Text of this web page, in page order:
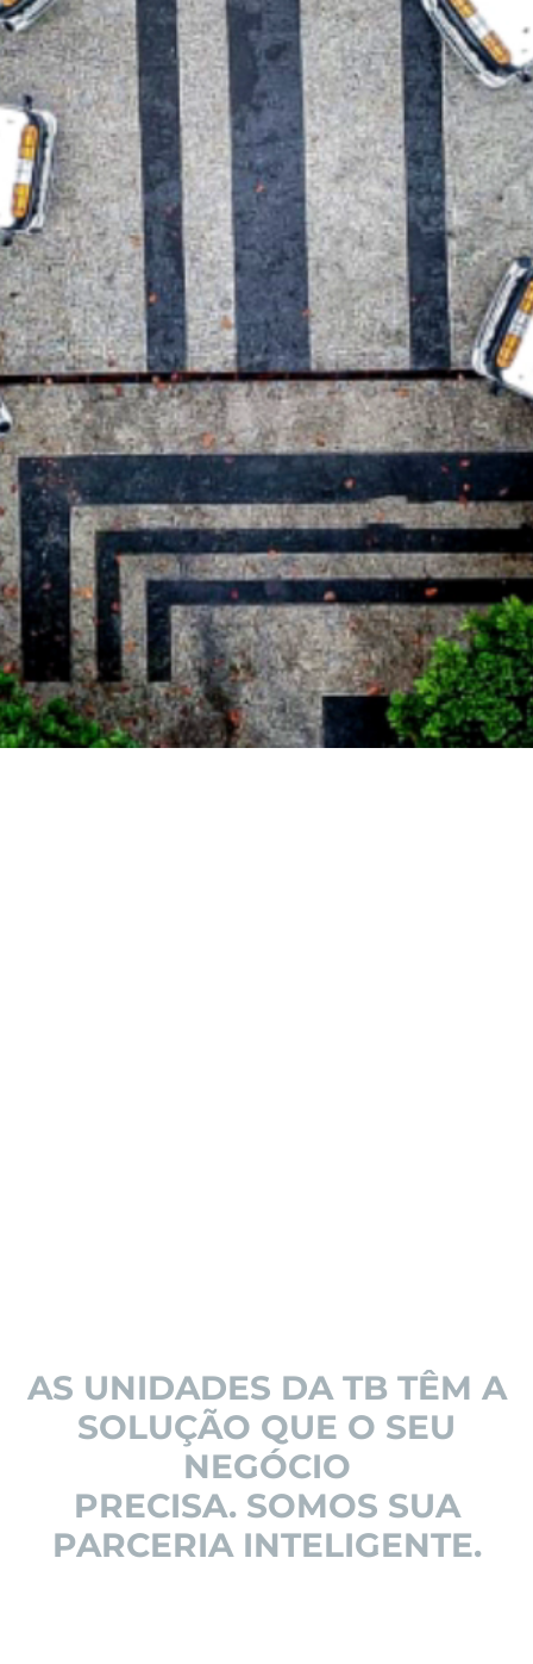
AS UNIDADES DA TB TÊM A
SOLUÇÃO QUE O SEU
NEGÓCIO
PRECISA. SOMOS SUA
PARCERIA INTELIGENTE.